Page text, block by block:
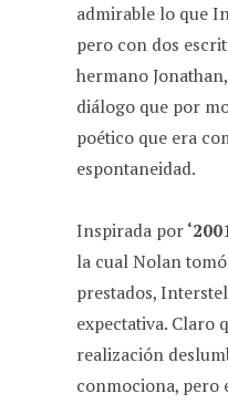
admirable lo que
pero con dos
hermano
diálogo que por
poético que era
espontaneidad.
Inspirada por
la cual Nolan
prestados,
expectativa. Claro
realización
conmociona, pero